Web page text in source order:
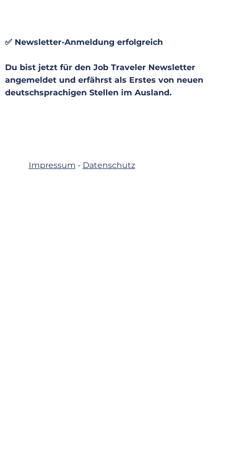
✅ Newsletter-Anmeldung erfolgreich
Du bist jetzt für den Job Traveler Newsletter
angemeldet und erfährst als Erstes von neuen
deutschsprachigen Stellen im Ausland.
Impressum - Datenschutz